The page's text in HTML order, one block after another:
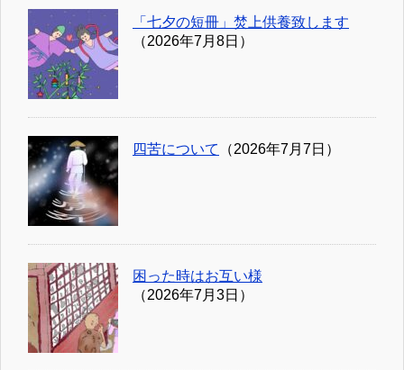
「七夕の短冊」焚上供養致します
（2026年7月8日）
四苦について （2026年7月7日）
困った時はお互い様
（2026年7月3日）